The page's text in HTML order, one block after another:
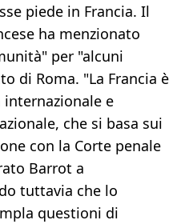
piede in Francia. Il
ha menzionato
per "alcuni
di Roma. "La Francia è
e
che si basa sui
con la Corte penale
Barrot a
tuttavia che lo
questioni di